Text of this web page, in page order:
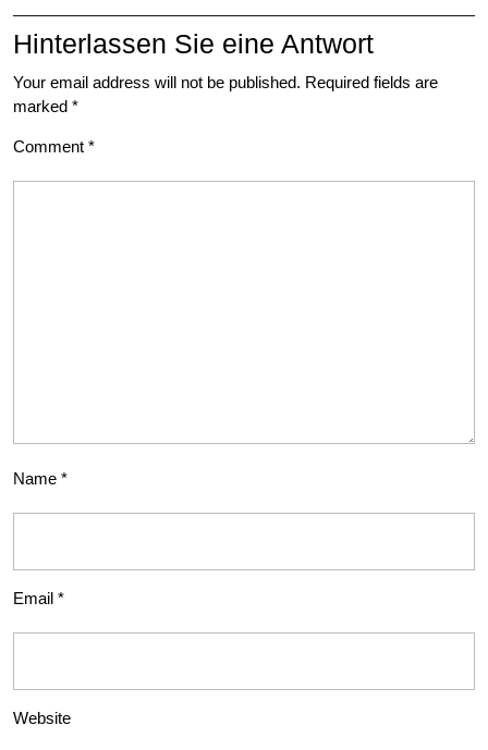
Hinterlassen Sie eine Antwort
Your email address will not be published. Required fields are
marked *
Comment *
Name *
Email *
Website